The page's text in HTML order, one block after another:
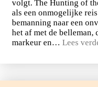
volgt. The Hunting of
als een onmogelijke
bemanning naar een
het af met de belleman,
markeur en… Lees